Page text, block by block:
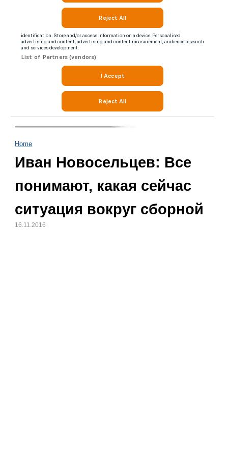
Home
Иван Новосельцев: Все
понимают, какая сейчас
ситуация вокруг сборной
16.11.2016